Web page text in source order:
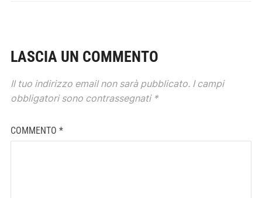
LASCIA UN COMMENTO
Il tuo indirizzo email non sarà pubblicato. I campi
obbligatori sono contrassegnati *
COMMENTO *